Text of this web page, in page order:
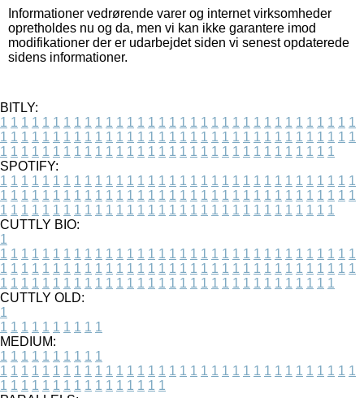
Informationer vedrørende varer og internet virksomheder
opretholdes nu og da, men vi kan ikke garantere imod
modifikationer der er udarbejdet siden vi senest opdaterede
sidens informationer.
BITLY:
1 1 1 1 1 1 1 1 1 1 1 1 1 1 1 1 1 1 1 1 1 1 1 1 1 1 1 1 1 1 1 1 1 1
1 1 1 1 1 1 1 1 1 1 1 1 1 1 1 1 1 1 1 1 1 1 1 1 1 1 1 1 1 1 1 1 1 1
1 1 1 1 1 1 1 1 1 1 1 1 1 1 1 1 1 1 1 1 1 1 1 1 1 1 1 1 1 1 1 1
SPOTIFY:
1 1 1 1 1 1 1 1 1 1 1 1 1 1 1 1 1 1 1 1 1 1 1 1 1 1 1 1 1 1 1 1 1 1
1 1 1 1 1 1 1 1 1 1 1 1 1 1 1 1 1 1 1 1 1 1 1 1 1 1 1 1 1 1 1 1 1 1
1 1 1 1 1 1 1 1 1 1 1 1 1 1 1 1 1 1 1 1 1 1 1 1 1 1 1 1 1 1 1 1
CUTTLY BIO:
1
1 1 1 1 1 1 1 1 1 1 1 1 1 1 1 1 1 1 1 1 1 1 1 1 1 1 1 1 1 1 1 1 1 1
1 1 1 1 1 1 1 1 1 1 1 1 1 1 1 1 1 1 1 1 1 1 1 1 1 1 1 1 1 1 1 1 1 1
1 1 1 1 1 1 1 1 1 1 1 1 1 1 1 1 1 1 1 1 1 1 1 1 1 1 1 1 1 1 1 1
CUTTLY OLD:
1
1 1 1 1 1 1 1 1 1 1
MEDIUM:
1 1 1 1 1 1 1 1 1 1
1 1 1 1 1 1 1 1 1 1 1 1 1 1 1 1 1 1 1 1 1 1 1 1 1 1 1 1 1 1 1 1 1 1
1 1 1 1 1 1 1 1 1 1 1 1 1 1 1 1